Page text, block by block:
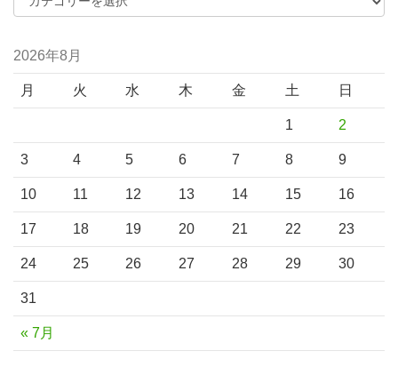
2026年8月
月 火 水 木 金 土 日
« 7月
1 2
3 4 5 6 7 8 9
10 11 12 13 14 15 16
17 18 19 20 21 22 23
24 25 26 27 28 29 30
31